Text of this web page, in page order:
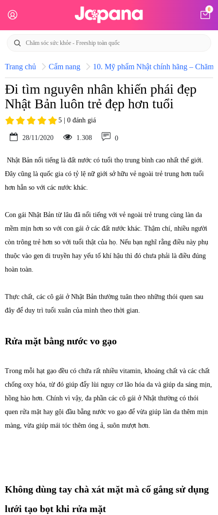
0
Trang chủ Cẩm nang 10. Mỹ phẩm Nhật chính hãng – Chăm
Đi tìm nguyên nhân khiến phái đẹp
Nhật Bản luôn trẻ đẹp hơn tuổi
5 | 0 đánh giá
28/11/2020 1.308 0
Nhật Bản nổi tiếng là đất nước có tuổi thọ trung bình cao nhất thế giới.
Đây cũng là quốc gia có tỷ lệ nữ giới sở hữu vẻ ngoài trẻ trung hơn tuổi
hơn hẳn so với các nước khác.
Con gái Nhật Bản từ lâu đã nổi tiếng với vẻ ngoài trẻ trung cùng làn da
mềm mịn hơn so với con gái ở các đất nước khác. Thậm chí, nhiều người
còn trông trẻ hơn so với tuổi thật của họ. Nếu bạn nghĩ rằng điều này phụ
thuộc vào gen di truyền hay yếu tố khí hậu thì đó chưa phải là điều đúng
hoàn toàn.
Thực chất, các cô gái ở Nhật Bản thường tuân theo những thói quen sau
đây để duy trì tuổi xuân của mình theo thời gian.
Rửa mặt bằng nước vo gạo
Trong mỗi hạt gạo đều có chứa rất nhiều vitamin, khoáng chất và các chất
chống oxy hóa, từ đó giúp đẩy lùi nguy cơ lão hóa da và giúp da sáng mịn,
hồng hào hơn. Chính vì vậy, đa phần các cô gái ở Nhật thường có thói
quen rửa mặt hay gội đầu bằng nước vo gạo để vừa giúp làn da thêm mịn
màng, vừa giúp mái tóc thêm óng ả, suôn mượt hơn.
Không dùng tay chà xát mặt mà cố gắng sử dụng
lưới tạo bọt khi rửa mặt